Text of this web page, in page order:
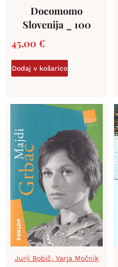
Docomomo
Slovenija _ 100
45,00 €
Dodaj v košarico
Jurij Bobič, Varja Močnik